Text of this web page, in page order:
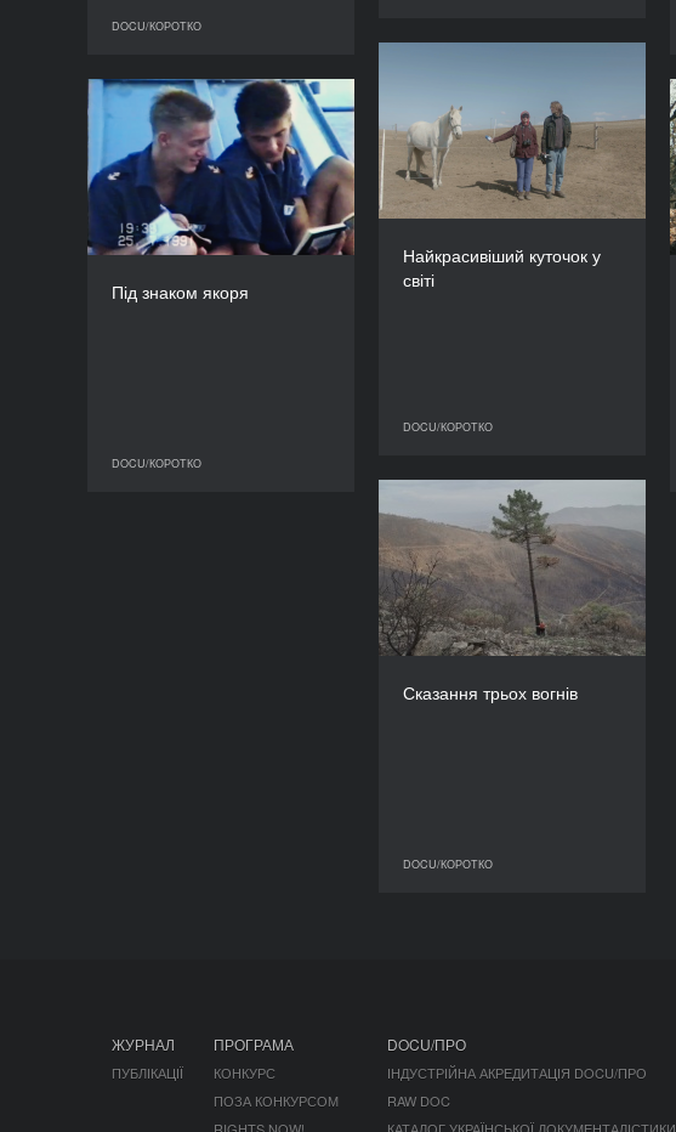
DOCU/КОРОТКО
Найкрасивіший куточок у
світі
DOCU/КОРОТКО
2023
КРАЇНА
Словаччина
Робо Мігали
Під знаком якоря
DOCU/КОРОТКО
Під знаком якоря
РІК
2024
КРАЇНА
Україна
РЕЖИСЕР/-КА
Сказання трьох вогнів
DOCU/КОРОТКО
Сказання трьох вогнів
2023
КРАЇНА
Португалія, Угорщина,
Бельгія, Швейцарія
Жюльєт Мантонне
ЖУРНАЛ
ПУБЛІКАЦІЇ
ПРОГРАМА
КОНКУРС
ПОЗА КОНКУРСОМ
DOCU/ПРО
ІНДУСТРІЙНА АКРЕДИТАЦІЯ DOCU/ПРО
RAW DOC